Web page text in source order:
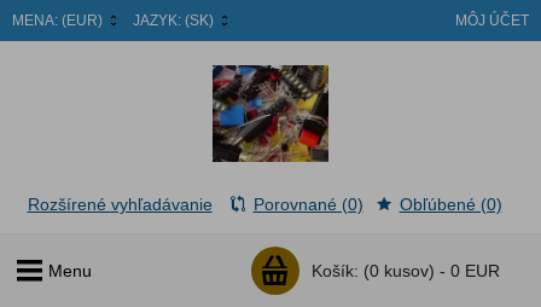
MENA: (EUR) JAZYK: (SK) MÔJ ÚČET
Menu Košík: (0 kusov) - 0 EUR
Rozšírené vyhľadávanie Porovnané (0) Obľúbené (0)